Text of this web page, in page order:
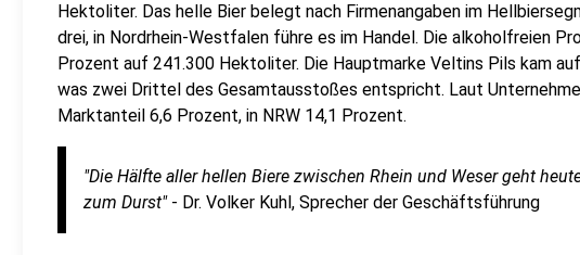
Hektoliter. Das helle Bier belegt nach Firmenangaben im
drei, in Nordrhein-Westfalen führe es im Handel. Die alkoholfreien
Prozent auf 241.300 Hektoliter. Die Hauptmarke Veltins Pils kam
was zwei Drittel des Gesamtausstoßes entspricht. Laut
Marktanteil 6,6 Prozent, in NRW 14,1 Prozent.
"Die Hälfte aller hellen Biere zwischen Rhein und Weser geht
zum Durst"- Dr. Volker Kuhl, Sprecher der Geschäftsführung